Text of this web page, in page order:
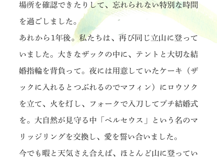
場所を確認できたりして、忘れられない特別な時間
を過ごしました。
あれから1年後。私たちは、再び同じ立山に登って
いました。大きなザックの中に、テントと大切な結
婚指輪を背負って。夜には用意していたケーキ（ザ
ックに入れるとつぶれるのでマフィン）にロウソク
を立て、火を灯し、フォークで入刀してプチ結婚式
を。大自然が見守る中「ペルセウス」という名のマ
リッジリングを交換し、愛を誓い合いました。
今でも暇と天気さえ合えば、ほとんど山に登ってい